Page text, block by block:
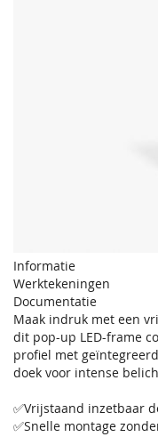
Informatie
Werktekeningen
Documentatie
Maak indruk met een
dit pop-up LED-frame
profiel met
doek voor intense
✅Vrijstaand inzetbaar
✅Snelle montage